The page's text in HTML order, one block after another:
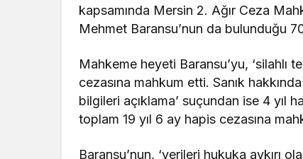
kapsamında Mersin 2. Ağır Ceza
Mehmet Baransu’nun da bulunduğu
Mahkeme heyeti Baransu’yu, ‘silahlı
cezasına mahkum etti. Sanık
bilgileri açıklama’ suçundan ise 4 yıl
toplam 19 yıl 6 ay hapis cezasına
Baransu’nun, ‘verileri hukuka aykırı